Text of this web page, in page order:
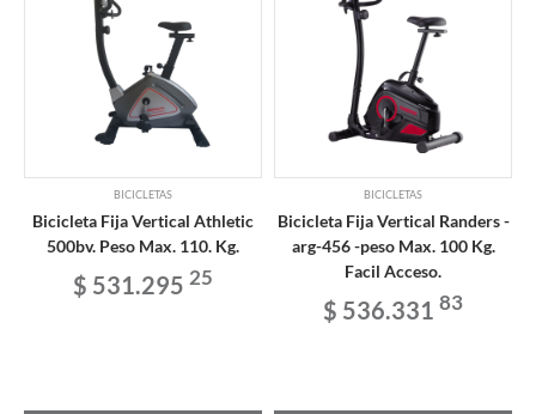
BICICLETAS
Bicicleta Fija Vertical Athletic
500bv. Peso Max. 110. Kg.
$ 531.295 25
BICICLETAS
Bicicleta Fija Vertical Randers -
arg-456 -peso Max. 100 Kg.
Facil Acceso.
$ 536.331 83